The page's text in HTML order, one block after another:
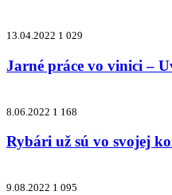
13.04.2022 1 029
Jarné práce vo vinici –
8.06.2022 1 168
Rybári už sú vo svojej
9.08.2022 1 095